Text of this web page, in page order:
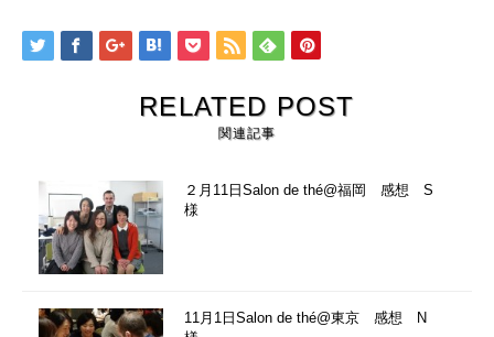
RELATED POST
関連記事
２月11日Salon de thé@福岡 感想 S
様
11月1日Salon de thé@東京 感想 N